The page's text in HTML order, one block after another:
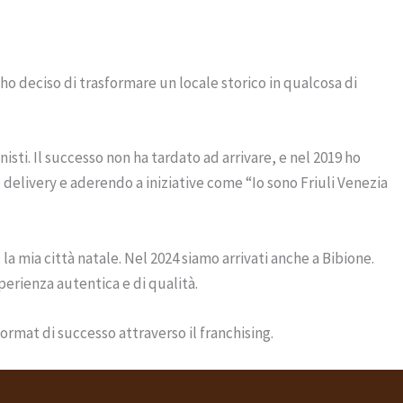
deciso di trasformare un locale storico in qualcosa di
Il successo non ha tardato ad arrivare, e nel 2019 ho
e aderendo a iniziative come “Io sono Friuli Venezia
mia città natale. Nel 2024 siamo arrivati anche a Bibione.
autentica e di qualità.
di successo attraverso il franchising.